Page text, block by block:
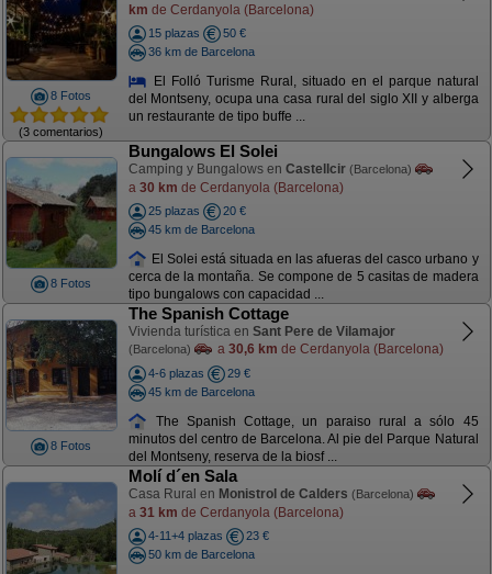
8 Fotos
(3 comentarios)
km de Cerdanyola (Barcelona)
15 plazas
50 €
36 km de Barcelona
El Folló Turisme Rural, situado en el parque natural
del Montseny, ocupa una casa rural del siglo XII y alberga
un restaurante de tipo buffe ...
8 Fotos
Bungalows El Solei
Camping y Bungalows en Castellcir (Barcelona)
a 30 km de Cerdanyola (Barcelona)
25 plazas
20 €
45 km de Barcelona
El Solei está situada en las afueras del casco urbano y
cerca de la montaña. Se compone de 5 casitas de madera
tipo bungalows con capacidad ...
8 Fotos
The Spanish Cottage
Vivienda turística en Sant Pere de Vilamajor
(Barcelona) a 30,6 km de Cerdanyola (Barcelona)
4-6 plazas
29 €
45 km de Barcelona
The Spanish Cottage, un paraiso rural a sólo 45
minutos del centro de Barcelona. Al pie del Parque Natural
del Montseny, reserva de la biosf ...
Molí d´en Sala
Casa Rural en Monistrol de Calders (Barcelona)
a 31 km de Cerdanyola (Barcelona)
4-11+4 plazas
23 €
50 km de Barcelona